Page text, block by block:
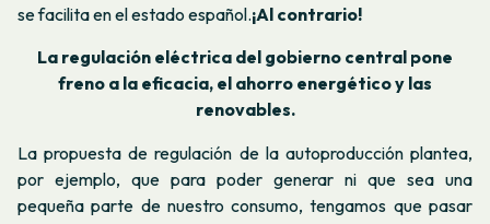
se facilita en el estado español.¡Al contrario!
La regulación eléctrica del gobierno central pone
freno a la eficacia, el ahorro energético y las
renovables.
La propuesta de regulación de la autoproducción plantea,
por ejemplo, que para poder generar ni que sea una
pequeña parte de nuestro consumo, tengamos que pasar